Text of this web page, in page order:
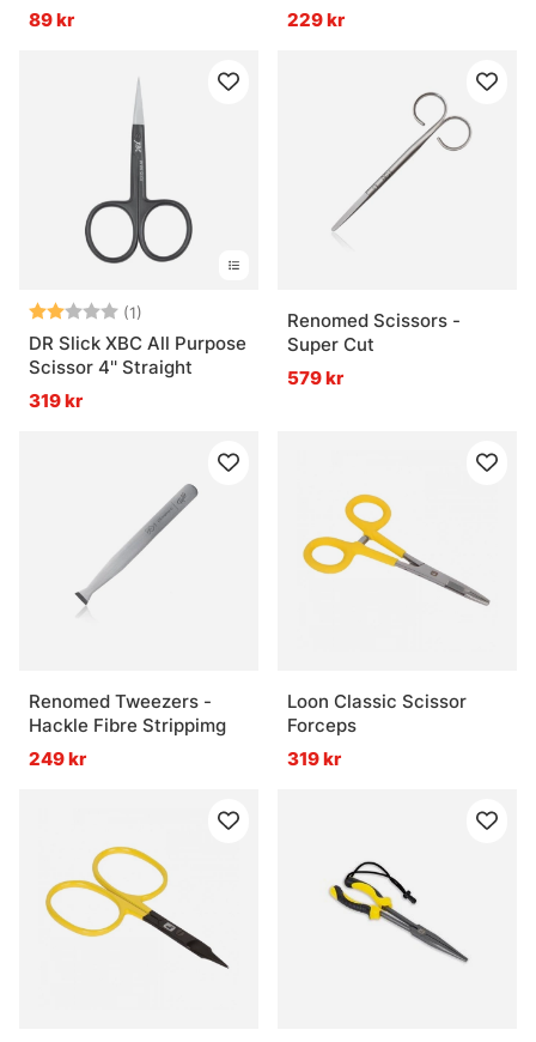
89 kr
229 kr
Betyg: (1)
2.0 utav 5 stjärnor
DR Slick XBC All Purpose
Scissor 4'' Straight
319 kr
Renomed Scissors -
Super Cut
579 kr
Renomed Tweezers -
Hackle Fibre Strippimg
249 kr
Loon Classic Scissor
Forceps
319 kr